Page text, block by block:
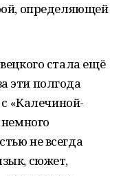
определяющей
стала ещё
эти полгода
«Калечиной-
не всегда
сюжет,